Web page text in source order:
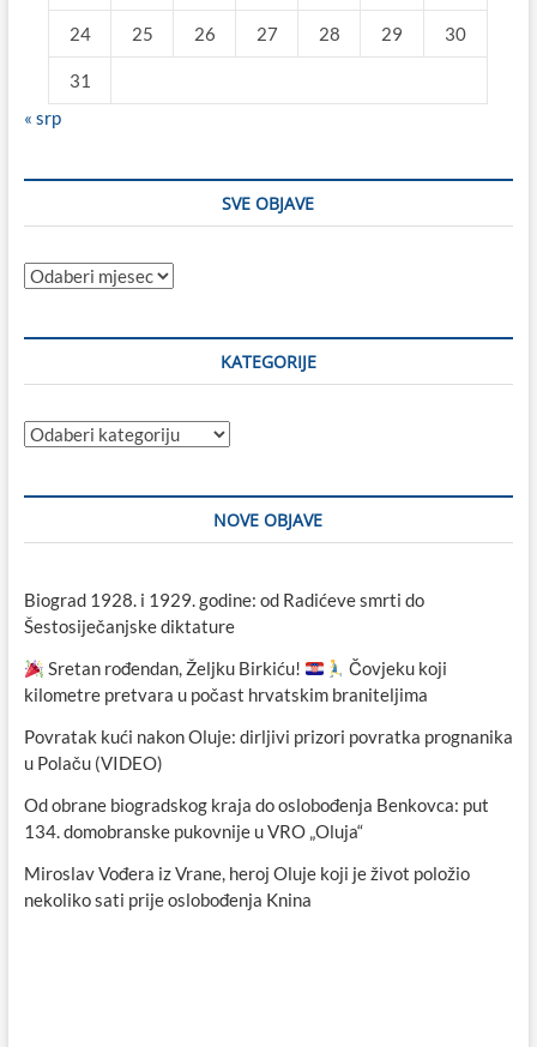
24 25 26 27 28 29 30
31
« srp
SVE OBJAVE
Sve
KATEGORIJE
Kategorije
NOVE OBJAVE
Biograd 1928. i 1929. godine: od Radićeve smrti do
Šestosiječanjske diktature
Sretan rođendan, Željku Birkiću!
Čovjeku koji
kilometre pretvara u počast hrvatskim braniteljima
Povratak kući nakon Oluje: dirljivi prizori povratka prognanika
u Polaču (VIDEO)
Od obrane biogradskog kraja do oslobođenja Benkovca: put
134. domobranske pukovnije u VRO „Oluja“
Miroslav Vođera iz Vrane, heroj Oluje koji je život položio
nekoliko sati prije oslobođenja Knina